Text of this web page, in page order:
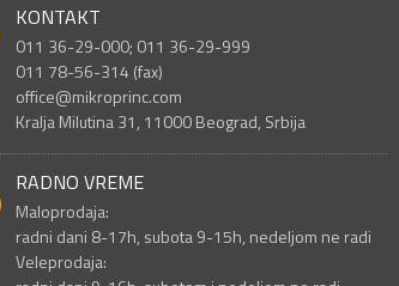
KONTAKT
011 36-29-000; 011 36-29-999
011 78-56-314 (fax)
office@mikroprinc.com
Kralja Milutina 31, 11000 Beograd, Srbija
RADNO VREME
Maloprodaja:
radni dani 8-17h, subota 9-15h, nedeljom ne radi
Veleprodaja: